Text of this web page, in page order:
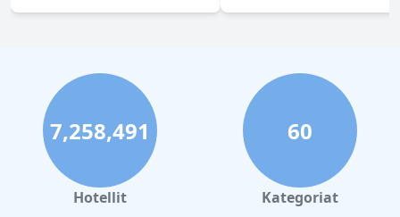
7,258,491
Hotellit
60
Kategoriat